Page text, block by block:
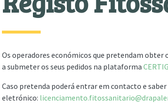
Os operadores económicos que pretendam
a submeter os seus pedidos na plataforma
Caso pretenda poderá entrar em contacto e
eletrónico: